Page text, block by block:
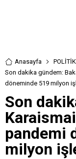
Anasayfa
Son dakika gündem:
döneminde 519 milyon
Son
pandemi
milyon